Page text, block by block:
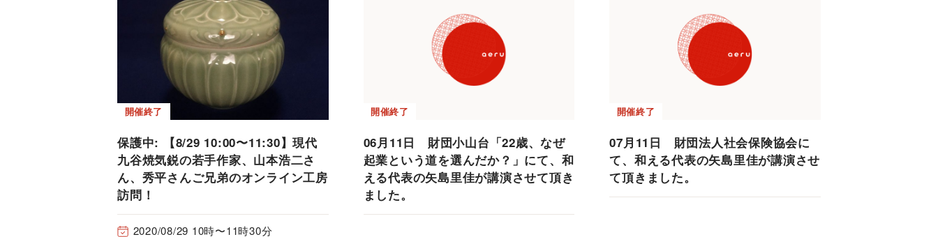
開催終了
保護中: 【8/29 10:00〜11:30】現代
九谷焼気鋭の若手作家、山本浩二さ
ん、秀平さんご兄弟のオンライン工房
訪問！
2020/08/29 10時〜11時30分
開催終了
06月11日 財団小山台「22歳、なぜ
起業という道を選んだか？」にて、和
える代表の矢島里佳が講演させて頂き
ました。
開催終了
07月11日 財団法人社会保険協会に
て、和える代表の矢島里佳が講演させ
て頂きました。